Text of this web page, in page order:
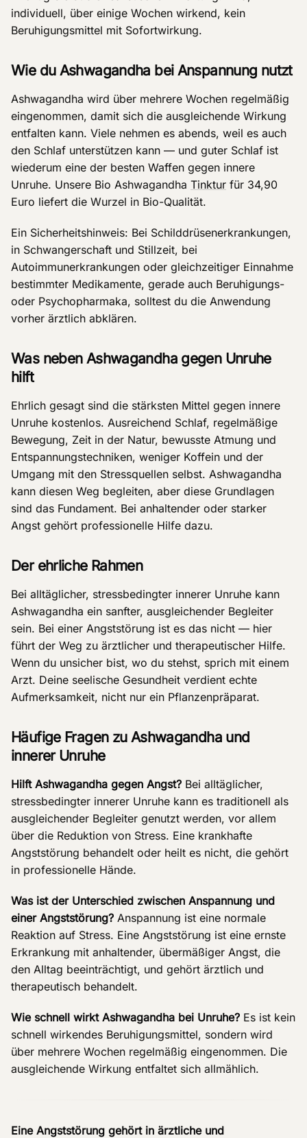
individuell, über einige Wochen wirkend, kein
Beruhigungsmittel mit Sofortwirkung.
Wie du Ashwagandha bei Anspannung nutzt
Ashwagandha wird über mehrere Wochen regelmäßig
eingenommen, damit sich die ausgleichende Wirkung
entfalten kann. Viele nehmen es abends, weil es auch
den Schlaf unterstützen kann — und guter Schlaf ist
wiederum eine der besten Waffen gegen innere
Unruhe. Unsere Bio Ashwagandha Tinktur für 34,90
Euro liefert die Wurzel in Bio-Qualität.
Ein Sicherheitshinweis: Bei Schilddrüsenerkrankungen,
in Schwangerschaft und Stillzeit, bei
Autoimmunerkrankungen oder gleichzeitiger Einnahme
bestimmter Medikamente, gerade auch Beruhigungs-
oder Psychopharmaka, solltest du die Anwendung
vorher ärztlich abklären.
Was neben Ashwagandha gegen Unruhe
hilft
Ehrlich gesagt sind die stärksten Mittel gegen innere
Unruhe kostenlos. Ausreichend Schlaf, regelmäßige
Bewegung, Zeit in der Natur, bewusste Atmung und
Entspannungstechniken, weniger Koffein und der
Umgang mit den Stressquellen selbst. Ashwagandha
kann diesen Weg begleiten, aber diese Grundlagen
sind das Fundament. Bei anhaltender oder starker
Angst gehört professionelle Hilfe dazu.
Der ehrliche Rahmen
Bei alltäglicher, stressbedingter innerer Unruhe kann
Ashwagandha ein sanfter, ausgleichender Begleiter
sein. Bei einer Angststörung ist es das nicht — hier
führt der Weg zu ärztlicher und therapeutischer Hilfe.
Wenn du unsicher bist, wo du stehst, sprich mit einem
Arzt. Deine seelische Gesundheit verdient echte
Aufmerksamkeit, nicht nur ein Pflanzenpräparat.
Häufige Fragen zu Ashwagandha und
innerer Unruhe
Hilft Ashwagandha gegen Angst? Bei alltäglicher,
stressbedingter innerer Unruhe kann es traditionell als
ausgleichender Begleiter genutzt werden, vor allem
über die Reduktion von Stress. Eine krankhafte
Angststörung behandelt oder heilt es nicht, die gehört
in professionelle Hände.
Was ist der Unterschied zwischen Anspannung und
einer Angststörung? Anspannung ist eine normale
Reaktion auf Stress. Eine Angststörung ist eine ernste
Erkrankung mit anhaltender, übermäßiger Angst, die
den Alltag beeinträchtigt, und gehört ärztlich und
therapeutisch behandelt.
Wie schnell wirkt Ashwagandha bei Unruhe? Es ist kein
schnell wirkendes Beruhigungsmittel, sondern wird
über mehrere Wochen regelmäßig eingenommen. Die
ausgleichende Wirkung entfaltet sich allmählich.
Eine Angststörung gehört in ärztliche und